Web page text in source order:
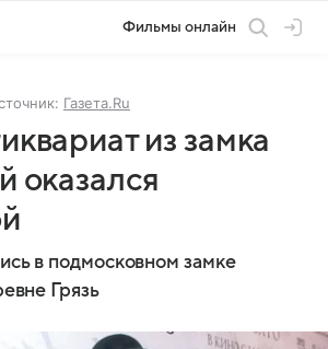
Фильмы онлайн
Газета.Ru
из замка
оказался
в подмосковном замке
Грязь